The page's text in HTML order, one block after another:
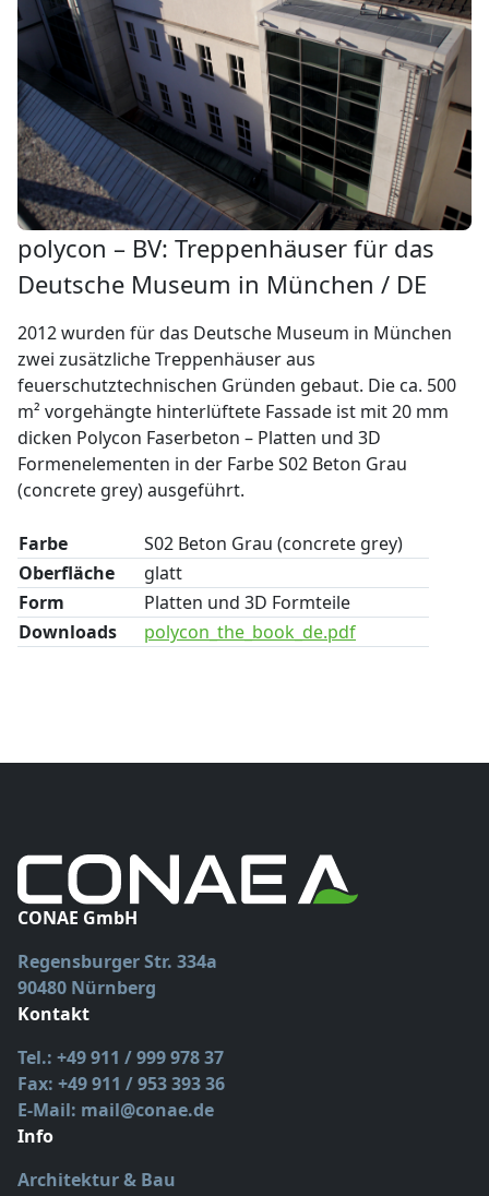
polycon – BV: Treppenhäuser für das
Deutsche Museum in München / DE
2012 wurden für das Deutsche Museum in München
zwei zusätzliche Treppenhäuser aus
feuerschutztechnischen Gründen gebaut. Die ca. 500
m² vorgehängte hinterlüftete Fassade ist mit 20 mm
dicken Polycon Faserbeton – Platten und 3D
Formenelementen in der Farbe S02 Beton Grau
(concrete grey) ausgeführt.
Farbe
S02 Beton Grau (concrete grey)
Oberfläche
glatt
Form
Platten und 3D Formteile
Downloads
polycon_the_book_de.pdf
CONAE GmbH
Regensburger Str. 334a
90480 Nürnberg
Kontakt
Tel.: +49 911 / 999 978 37
Fax: +49 911 / 953 393 36
E-Mail: mail@conae.de
Info
Architektur & Bau